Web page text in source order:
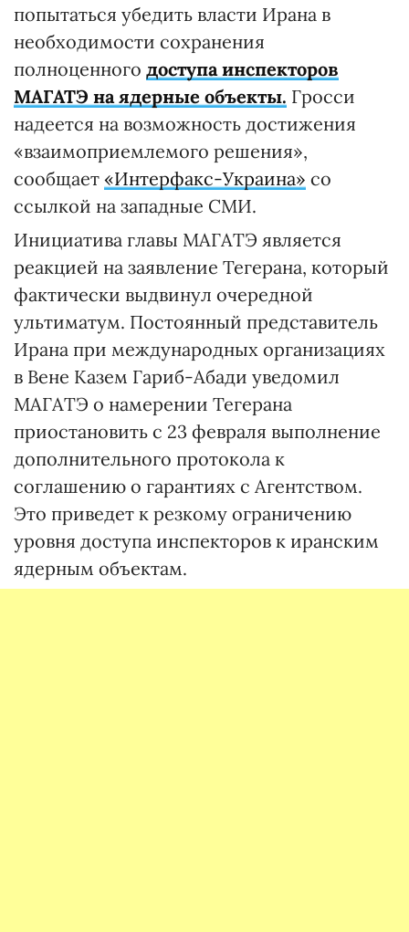
попытаться убедить власти Ирана в
необходимости сохранения
полноценного доступа инспекторов
МАГАТЭ на ядерные объекты. Гросси
надеется на возможность достижения
«взаимоприемлемого решения»,
сообщает «Интерфакс-Украина» со
ссылкой на западные СМИ.
Инициатива главы МАГАТЭ является
реакцией на заявление Тегерана, который
фактически выдвинул очередной
ультиматум. Постоянный представитель
Ирана при международных организациях
в Вене Казем Гариб-Абади уведомил
МАГАТЭ о намерении Тегерана
приостановить с 23 февраля выполнение
дополнительного протокола к
соглашению о гарантиях с Агентством.
Это приведет к резкому ограничению
уровня доступа инспекторов к иранским
ядерным объектам.